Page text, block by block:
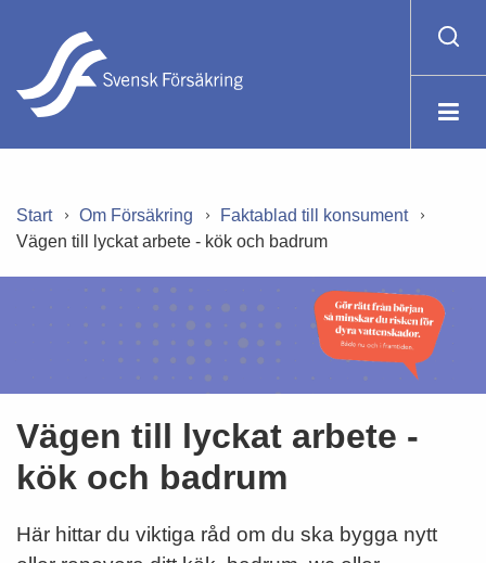
Start Om Försäkring
Faktablad till konsument
Vägen till lyckat arbete - kök och badrum
Vägen till lyckat arbete -
kök och badrum
Här hittar du viktiga råd om du ska bygga nytt